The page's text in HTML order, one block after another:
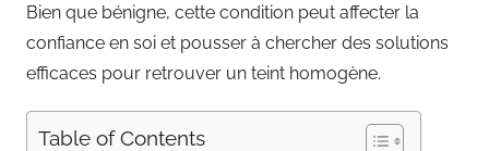
Bien que bénigne, cette condition peut affecter la
confiance en soi et pousser à chercher des solutions
efficaces pour retrouver un teint homogène.
Table of Contents